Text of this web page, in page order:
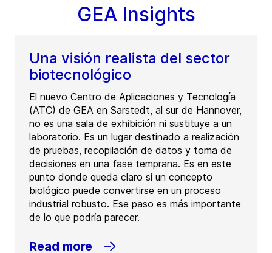
GEA Insights
Una visión realista del sector
biotecnológico
El nuevo Centro de Aplicaciones y Tecnología
(ATC) de GEA en Sarstedt, al sur de Hannover,
no es una sala de exhibición ni sustituye a un
laboratorio. Es un lugar destinado a realización
de pruebas, recopilación de datos y toma de
decisiones en una fase temprana. Es en este
punto donde queda claro si un concepto
biológico puede convertirse en un proceso
industrial robusto. Ese paso es más importante
de lo que podría parecer.
Read more